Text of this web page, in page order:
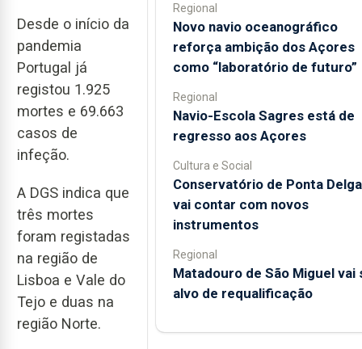
Desde o início da
pandemia
Portugal já
registou 1.925
mortes e 69.663
casos de
infeção.
A DGS indica que
três mortes
foram registadas
na região de
Lisboa e Vale do
Tejo e duas na
região Norte.
Regional
Novo navio oceanográfico
reforça ambição dos Açores
como “laboratório de futuro”
Regional
Navio-Escola Sagres está de
regresso aos Açores
Cultura e Social
Conservatório de Ponta
vai contar com novos
instrumentos
Regional
Matadouro de São Miguel vai
alvo de requalificação